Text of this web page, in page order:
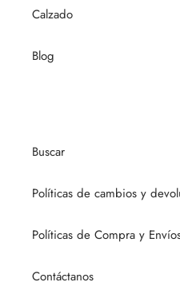
Calzado
Blog
Buscar
Políticas de cambios y
Políticas de Compra y
Contáctanos